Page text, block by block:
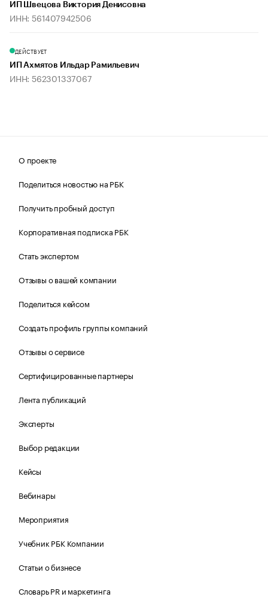
ИП Швецова Виктория Денисовна
ИНН: 561407942506
ДЕЙСТВУЕТ
ИП Ахмятов Ильдар Рамильевич
ИНН: 562301337067
О проекте
Поделиться новостью на РБК
Получить пробный доступ
Корпоративная подписка РБК
Стать экспертом
Отзывы о вашей компании
Поделиться кейсом
Создать профиль группы компаний
Отзывы о сервисе
Сертифицированные партнеры
Лента публикаций
Эксперты
Выбор редакции
Кейсы
Вебинары
Мероприятия
Учебник РБК Компании
Статьи о бизнесе
Словарь PR и маркетинга